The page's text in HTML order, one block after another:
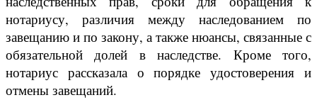
нотариусу, различия между наследованием по
завещанию и по закону, а также нюансы, связанные с
обязательной долей в наследстве. Кроме того,
нотариус рассказала о порядке удостоверения и
отмены завещаний.